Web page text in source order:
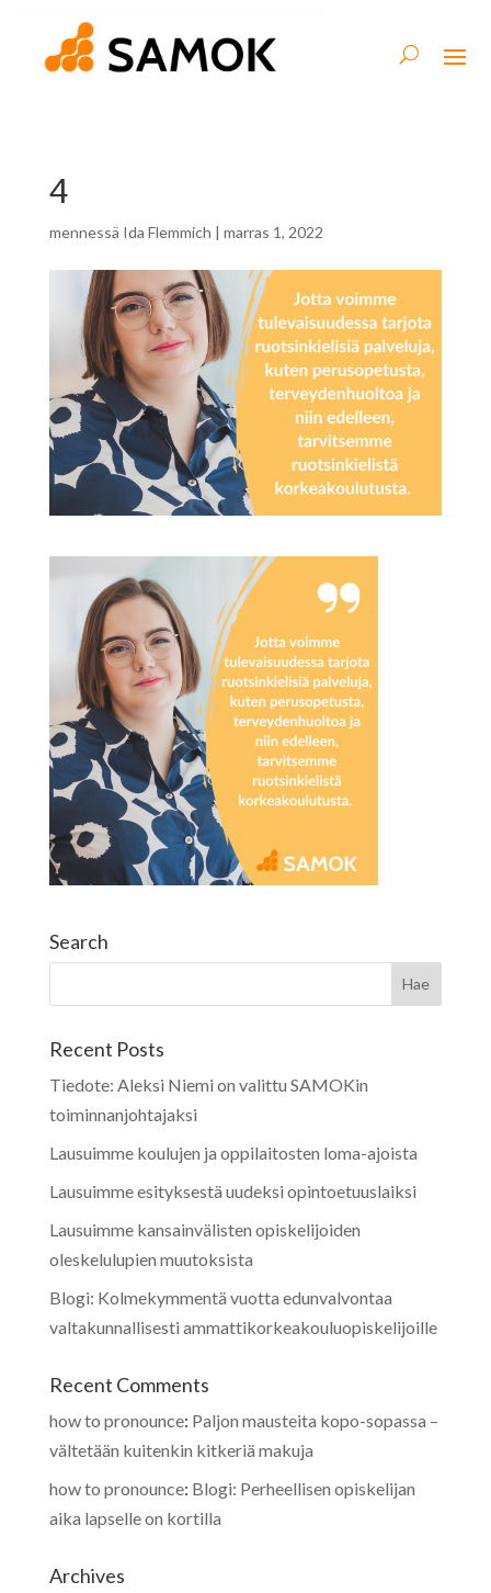
4
mennessä Ida Flemmich | marras 1, 2022
Search
Recent Posts
Tiedote: Aleksi Niemi on valittu SAMOKin
toiminnanjohtajaksi
Lausuimme koulujen ja oppilaitosten loma-ajoista
Lausuimme esityksestä uudeksi opintoetuuslaiksi
Lausuimme kansainvälisten opiskelijoiden
oleskelulupien muutoksista
Blogi: Kolmekymmentä vuotta edunvalvontaa
valtakunnallisesti ammattikorkeakouluopiskelijoille
Recent Comments
how to pronounce: Paljon mausteita kopo-sopassa –
vältetään kuitenkin kitkeriä makuja
how to pronounce: Blogi: Perheellisen opiskelijan
aika lapselle on kortilla
Archives